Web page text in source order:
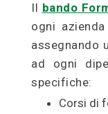
Il bando
ogni
assegnando
ad ogni
specifiche:
Corsi di